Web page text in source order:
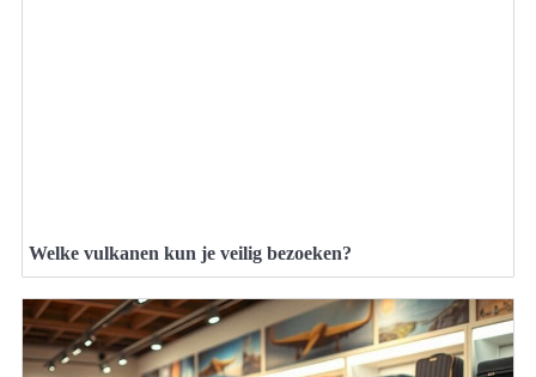
Welke vulkanen kun je veilig bezoeken?